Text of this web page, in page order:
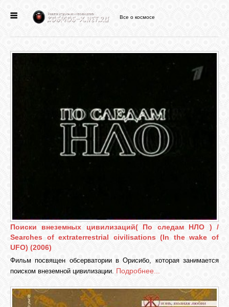
ФОТО
СВЯЗЬ
Все о космосе
Поиски внеземных цивилизаций( По следам НЛО ) /
Searches of extraterrestrial civilisations (In the wake of
UFO) (2006)
Фильм посвящен обсерватории в Орисибо, которая занимается
поиском внеземной цивилизации. Подробнее...